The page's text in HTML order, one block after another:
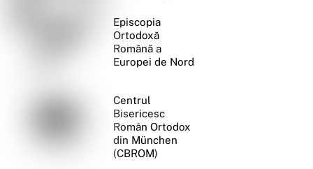
Episcopia
Ortodoxă
Română a
Europei de Nord
Centrul
Bisericesc
Român Ortodox
din München
(CBROM)